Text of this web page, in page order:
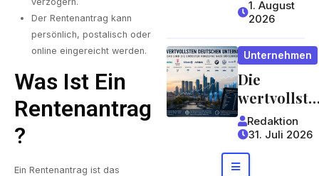
Der Rentenantrag kann
persönlich, postalisch oder
online eingereicht werden.
Was Ist Ein
Rentenantrag
?
Ein Rentenantrag ist das
Welche
Risiken
Lieferket
ten für
Unterneh
men und
Verbrauc
her
bergen
1. August
2026
Unternehmen
Die
wertvollste
n
deutschen
Konzerne
Redaktion
31. Juli 2026